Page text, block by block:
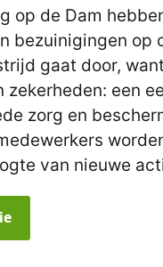
op de Dam
bezuinigingen op
gaat door,
een
zorg en
van nieuwe